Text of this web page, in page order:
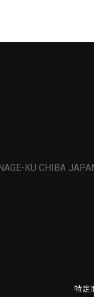
KU CHIBA
特定